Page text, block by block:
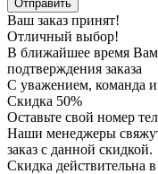
Ваш заказ принят!
Отличный выбор!
В ближайшее время Вам
подтверждения заказа
С уважением, команда
Скидка 50%
Оставьте свой номер
Наши менеджеры
заказ с данной скидкой.
Скидка действительна